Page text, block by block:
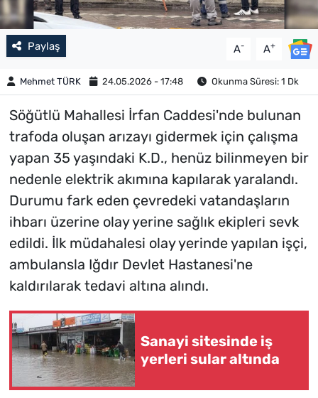
Paylaş A- A+
Mehmet TÜRK 24.05.2026 - 17:48 Okunma Süresi: 1 Dk
Söğütlü Mahallesi İrfan Caddesi'nde bulunan
trafoda oluşan arızayı gidermek için çalışma
yapan 35 yaşındaki K.D., henüz bilinmeyen bir
nedenle elektrik akımına kapılarak yaralandı.
Durumu fark eden çevredeki vatandaşların
ihbarı üzerine olay yerine sağlık ekipleri sevk
edildi. İlk müdahalesi olay yerinde yapılan işçi,
ambulansla Iğdır Devlet Hastanesi'ne
kaldırılarak tedavi altına alındı.
Sanayi sitesinde iş
yerleri sular altında